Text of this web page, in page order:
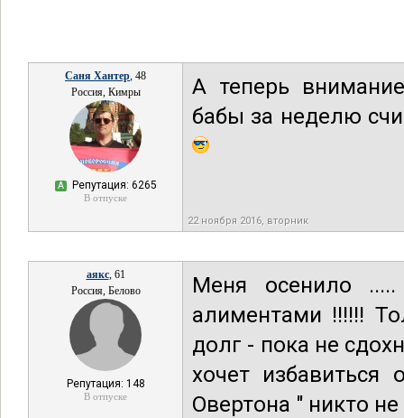
Саня Хантер, 48
Россия, Кимры
А Репутация: 6265
В отпуске
А теперь
бабы за неделю
22 ноября 2016, вторник
аякс, 61
Россия, Белово
Репутация: 148
В отпуске
Меня осенило
алиментами !!!!!!
долг - пока не
хочет избавиться
Овертона " никто